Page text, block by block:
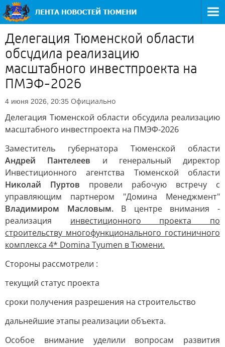
Делегация Тюменской области
обсудила реализацию
масштабного инвестпроекта на
ПМЭФ-2026
4 июня 2026, 20:35 Официально
Делегация Тюменской области обсудила реализацию
масштабного инвестпроекта на ПМЭФ-2026
Заместитель губернатора Тюменской области
Андрей Пантелеев и генеральный директор
Инвестиционного агентства Тюменской области
Николай Пуртов провели рабочую встречу с
управляющим партнером "Домина Менеджмент"
Владимиром Масловым.В центре внимания -
реализация инвестиционного проекта по
строительству многофункционального гостиничного
комплекса 4* Domina Tyumen в Тюмени.
Стороны рассмотрели :
текущий статус проекта
сроки получения разрешения на строительство
дальнейшие этапы реализации объекта.
Особое внимание уделили вопросам развития